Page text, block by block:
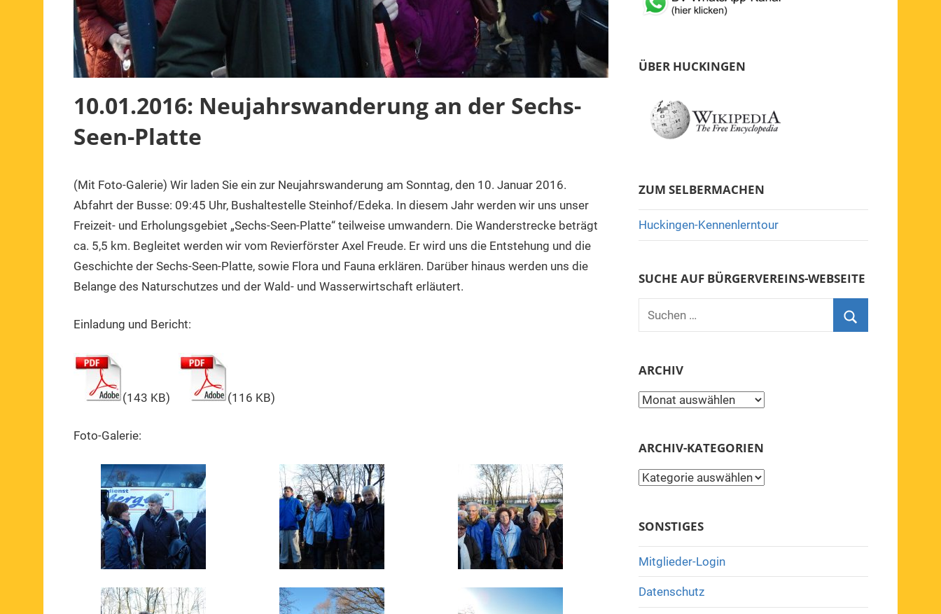
10.01.2016: Neujahrswanderung an der Sechs-
Seen-Platte
10.
Januar
2016
1.
Vorsitzender
Veranstaltung
(Mit Foto-Galerie) Wir laden Sie ein zur Neujahrswanderung am Sonntag, den 10. Januar 2016.
Abfahrt der Busse: 09:45 Uhr, Bushaltestelle Steinhof/Edeka. In diesem Jahr werden wir uns unser
Freizeit- und Erholungsgebiet „Sechs-Seen-Platte“ teilweise umwandern. Die Wanderstrecke beträgt
ca. 5,5 km. Begleitet werden wir vom Revierförster Axel Freude. Er wird uns die Entstehung und die
Geschichte der Sechs-Seen-Platte, sowie Flora und Fauna erklären. Darüber hinaus werden uns die
Belange des Naturschutzes und der Wald- und Wasserwirtschaft erläutert.
Einladung und Bericht:
(143 KB) (116 KB)
Foto-Galerie:
ÜBER HUCKINGEN
ZUM SELBERMACHEN
Huckingen-Kennenlerntour
SUCHE AUF BÜRGERVEREINS-WEBSEITE
Suchen
nach:
ARCHIV
Archiv
ARCHIV-KATEGORIEN
Archiv-
SONSTIGES
Mitglieder-Login
Datenschutz